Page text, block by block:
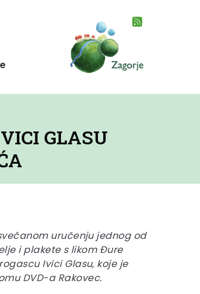
GLASU
uručenju jednog od
i plakete s likom Đure
Ivici Glasu, koje je
DVD-a Rakovec.